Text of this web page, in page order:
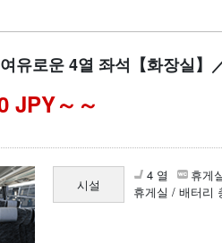
유로운 4열 좌석【화장실】
JPY～
시설
4 열
휴게
휴게실 / 배터리